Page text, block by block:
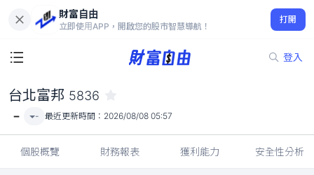
財富自由
立即使用APP，開啟您的股市智慧導航！
打開
登入
-
台北富邦 5836
- - 最近更新時間： 2026/08/08 05:57
個股概覽 財務報表 獲利能力 安全性分析